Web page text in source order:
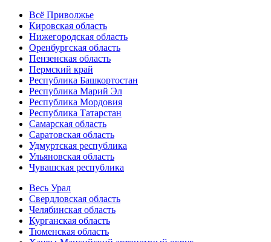
Всё Приволжье
Кировская область
Нижегородская область
Оренбургская область
Пензенская область
Пермский край
Республика Башкортостан
Республика Марий Эл
Республика Мордовия
Республика Татарстан
Самарская область
Саратовская область
Удмуртская республика
Ульяновская область
Чувашская республика
Весь Урал
Свердловская область
Челябинская область
Курганская область
Тюменская область